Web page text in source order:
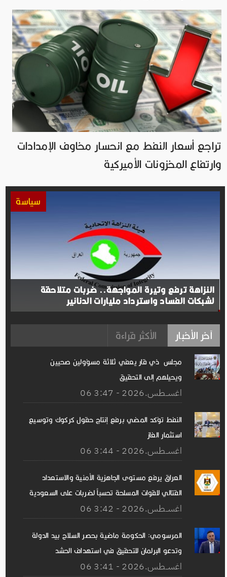
تراجع أسعار النفط مع انحسار مخاوف الإمدادات
وارتفاع المخزونات الأميركية
سياسة
النزاهة ترفع وتيرة المواجهة.. ضربات متلاحقة
لشبكات الفساد واسترداد مليارات الدنانير
آخر الأخبار الأكثر قراءة
مجلس ذي قار يعفي ثلاثة مسؤولين صحيين
ويحيلهم إلى التحقيق
06 اغســطس.2026 - 3:47
النفط تؤكد المضي برفع إنتاج حقول كركوك وتوسيع
استثمار الغاز
06 اغســطس.2026 - 3:44
العراق يرفع مستوى الجاهزية الأمنية والاستعداد
القتالي للقوات المسلحة تحسباً لضربات على السعودية
06 اغســطس.2026 - 3:42
المرسومي: الحكومة ماضية بحصر السلاح بيد الدولة
وتدعو البرلمان للتحقيق في استهداف الحشد
06 اغســطس.2026 - 3:41